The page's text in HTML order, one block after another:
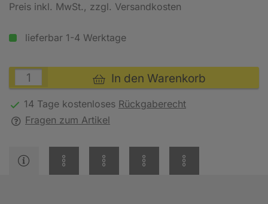
Preis inkl. MwSt., zzgl. Versandkosten
lieferbar 1-4 Werktage
In den Warenkorb
14 Tage kostenloses Rückgaberecht
Fragen zum Artikel